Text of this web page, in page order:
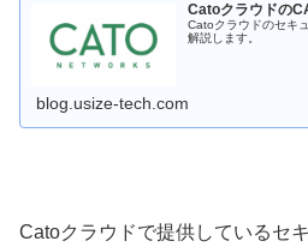
Catoクラウドの
Catoクラウドのセキ
解説します。
blog.usize-tech.com
Catoクラウドで提供しているセ